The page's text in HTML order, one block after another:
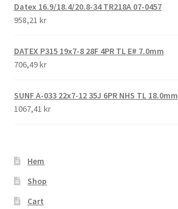
Datex 16.9/18.4/20.8-34 TR218A 07-0457
958,21 kr
DATEX P315 19x7-8 28F 4PR TL E# 7.0mm
706,49 kr
SUNF A-033 22x7-12 35J 6PR NHS TL 18.0mm
1067,41 kr
Hem
Shop
Cart